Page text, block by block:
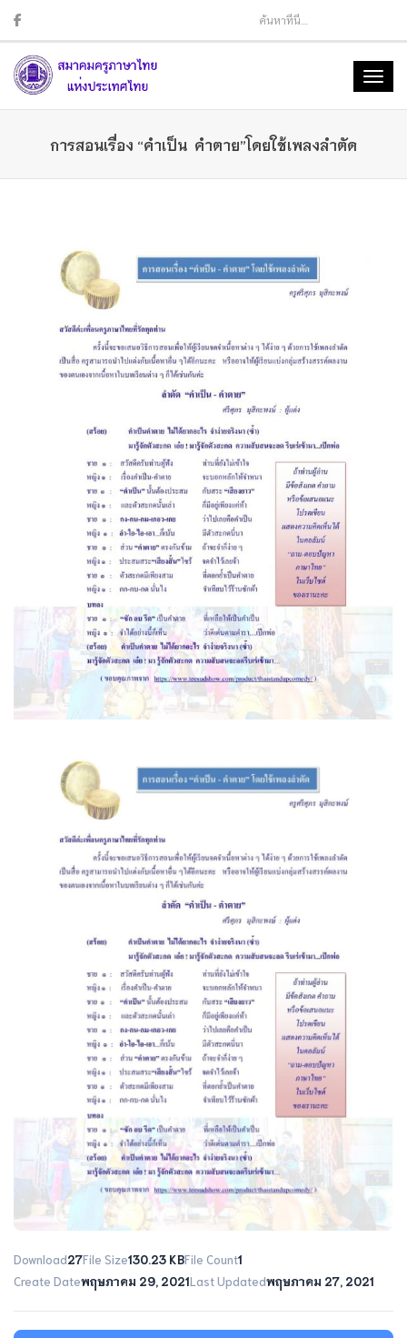
การสอนเรื่อง “คำเป็น คำตาย”โดยใช้เพลงลำตัด
Download27File Size130.23 KBFile Count1
Create Dateพฤษภาคม 29, 2021Last Updatedพฤษภาคม 27, 2021